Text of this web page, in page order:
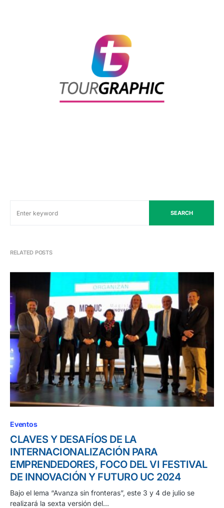
SEARCH
RELATED POSTS
Eventos
CLAVES Y DESAFÍOS DE LA
INTERNACIONALIZACIÓN PARA
EMPRENDEDORES, FOCO DEL VI FESTIVAL
DE INNOVACIÓN Y FUTURO UC 2024
Bajo el lema “Avanza sin fronteras”, este 3 y 4 de julio se
realizará la sexta versión del…